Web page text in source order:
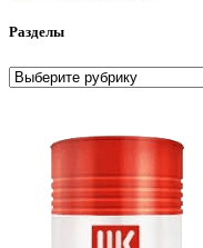
Разделы
Разделы